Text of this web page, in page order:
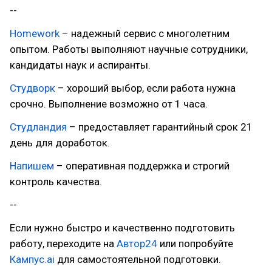
--
Homework– надежный сервис с многолетним
опытом. Работы выполняют научные сотрудники,
кандидаты наук и аспиранты.
Студворк – хороший выбор, если работа нужна
срочно. Выполнение возможно от 1 часа.
Студландия – предоставляет гарантийный срок 21
день для доработок.
Напишем – оперативная поддержка и строгий
контроль качества.
--
Если нужно быстро и качественно подготовить
работу, переходите на Автор24 или попробуйте
Кампус.ai для самостоятельной подготовки.